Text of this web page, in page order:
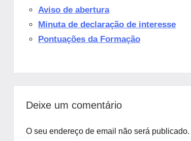
Aviso de abertura
Minuta de declaração de interesse
Pontuações da Formação
Deixe um comentário
O seu endereço de email não será publicado.